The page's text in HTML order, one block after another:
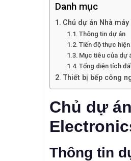
Danh mục
Chủ dự án Nhà
Thông tin dự án
Tiến độ thực
Mục tiêu của dự
Tổng diện tích
Thiết bị bếp công
Chủ dự
Thông tin